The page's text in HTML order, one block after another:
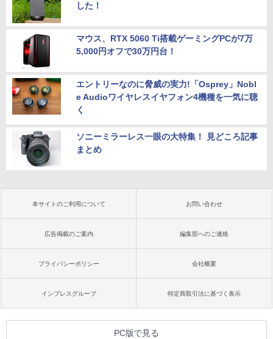
した！
マウス、RTX 5060 Ti搭載ゲーミングPCが7万
5,000円オフで30万円台！
エントリーなのに脅威の実力!「Osprey」Nobl
e Audioワイヤレスイヤフォン4機種を一気に聴
く
ソニーミラーレス一眼の大特集！ 見どころ記事
まとめ
本サイトのご利用について お問い合わせ
広告掲載のご案内 編集部へのご連絡
プライバシーポリシー 会社概要
インプレスグループ 特定商取引法に基づく表示
PC版で見る